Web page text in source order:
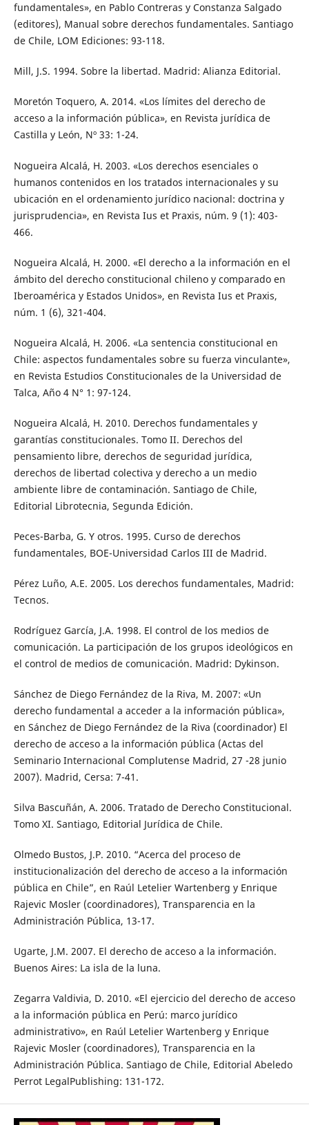
fundamentales», en Pablo Contreras y Constanza Salgado
(editores), Manual sobre derechos fundamentales. Santiago
de Chile, LOM Ediciones: 93-118.
Mill, J.S. 1994. Sobre la libertad. Madrid: Alianza Editorial.
Moretón Toquero, A. 2014. «Los límites del derecho de
acceso a la información pública», en Revista jurídica de
Castilla y León, Nº 33: 1-24.
Nogueira Alcalá, H. 2003. «Los derechos esenciales o
humanos contenidos en los tratados internacionales y su
ubicación en el ordenamiento jurídico nacional: doctrina y
jurisprudencia», en Revista Ius et Praxis, núm. 9 (1): 403-
466.
Nogueira Alcalá, H. 2000. «El derecho a la información en el
ámbito del derecho constitucional chileno y comparado en
Iberoamérica y Estados Unidos», en Revista Ius et Praxis,
núm. 1 (6), 321-404.
Nogueira Alcalá, H. 2006. «La sentencia constitucional en
Chile: aspectos fundamentales sobre su fuerza vinculante»,
en Revista Estudios Constitucionales de la Universidad de
Talca, Año 4 N° 1: 97-124.
Nogueira Alcalá, H. 2010. Derechos fundamentales y
garantías constitucionales. Tomo II. Derechos del
pensamiento libre, derechos de seguridad jurídica,
derechos de libertad colectiva y derecho a un medio
ambiente libre de contaminación. Santiago de Chile,
Editorial Librotecnia, Segunda Edición.
Peces-Barba, G. Y otros. 1995. Curso de derechos
fundamentales, BOE-Universidad Carlos III de Madrid.
Pérez Luño, A.E. 2005. Los derechos fundamentales, Madrid:
Tecnos.
Rodríguez García, J.A. 1998. El control de los medios de
comunicación. La participación de los grupos ideológicos en
el control de medios de comunicación. Madrid: Dykinson.
Sánchez de Diego Fernández de la Riva, M. 2007: «Un
derecho fundamental a acceder a la información pública»,
en Sánchez de Diego Fernández de la Riva (coordinador) El
derecho de acceso a la información pública (Actas del
Seminario Internacional Complutense Madrid, 27 -28 junio
2007). Madrid, Cersa: 7-41.
Silva Bascuñán, A. 2006. Tratado de Derecho Constitucional.
Tomo XI. Santiago, Editorial Jurídica de Chile.
Olmedo Bustos, J.P. 2010. “Acerca del proceso de
institucionalización del derecho de acceso a la información
pública en Chile”, en Raúl Letelier Wartenberg y Enrique
Rajevic Mosler (coordinadores), Transparencia en la
Administración Pública, 13-17.
Ugarte, J.M. 2007. El derecho de acceso a la información.
Buenos Aires: La isla de la luna.
Zegarra Valdivia, D. 2010. «El ejercicio del derecho de acceso
a la información pública en Perú: marco jurídico
administrativo», en Raúl Letelier Wartenberg y Enrique
Rajevic Mosler (coordinadores), Transparencia en la
Administración Pública. Santiago de Chile, Editorial Abeledo
Perrot LegalPublishing: 131-172.